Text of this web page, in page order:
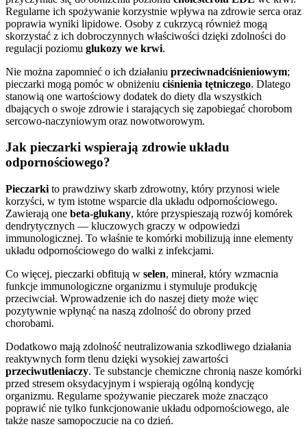
Regularne ich spożywanie korzystnie wpływa na zdrowie serca oraz
poprawia wyniki lipidowe. Osoby z cukrzycą również mogą
skorzystać z ich dobroczynnych właściwości dzięki zdolności do
regulacji poziomu glukozy we krwi.
Nie można zapomnieć o ich działaniu przeciwnadciśnieniowym;
pieczarki mogą pomóc w obniżeniu ciśnienia tętniczego. Dlatego
stanowią one wartościowy dodatek do diety dla wszystkich
dbających o swoje zdrowie i starających się zapobiegać chorobom
sercowo-naczyniowym oraz nowotworowym.
Jak pieczarki wspierają zdrowie układu
odpornościowego?
Pieczarki to prawdziwy skarb zdrowotny, który przynosi wiele
korzyści, w tym istotne wsparcie dla układu odpornościowego.
Zawierają one beta-glukany, które przyspieszają rozwój komórek
dendrytycznych — kluczowych graczy w odpowiedzi
immunologicznej. To właśnie te komórki mobilizują inne elementy
układu odpornościowego do walki z infekcjami.
Co więcej, pieczarki obfitują w selen, minerał, który wzmacnia
funkcje immunologiczne organizmu i stymuluje produkcję
przeciwciał. Wprowadzenie ich do naszej diety może więc
pozytywnie wpłynąć na naszą zdolność do obrony przed
chorobami.
Dodatkowo mają zdolność neutralizowania szkodliwego działania
reaktywnych form tlenu dzięki wysokiej zawartości
przeciwutleniaczy. Te substancje chemiczne chronią nasze komórki
przed stresem oksydacyjnym i wspierają ogólną kondycję
organizmu. Regularne spożywanie pieczarek może znacząco
poprawić nie tylko funkcjonowanie układu odpornościowego, ale
także nasze samopoczucie na co dzień.